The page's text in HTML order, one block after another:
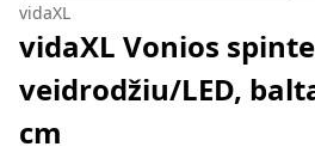
vidaXL
vidaXL Vonios
veidrodžiu/LED,
cm